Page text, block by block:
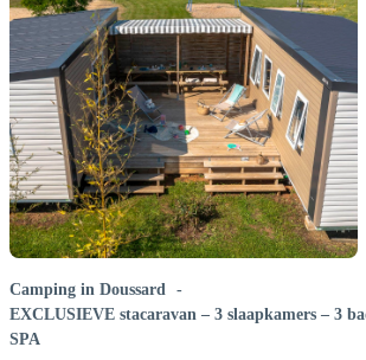
Camping in Doussard
EXCLUSIEVE stacaravan – 3 slaapkamers – 3
SPA